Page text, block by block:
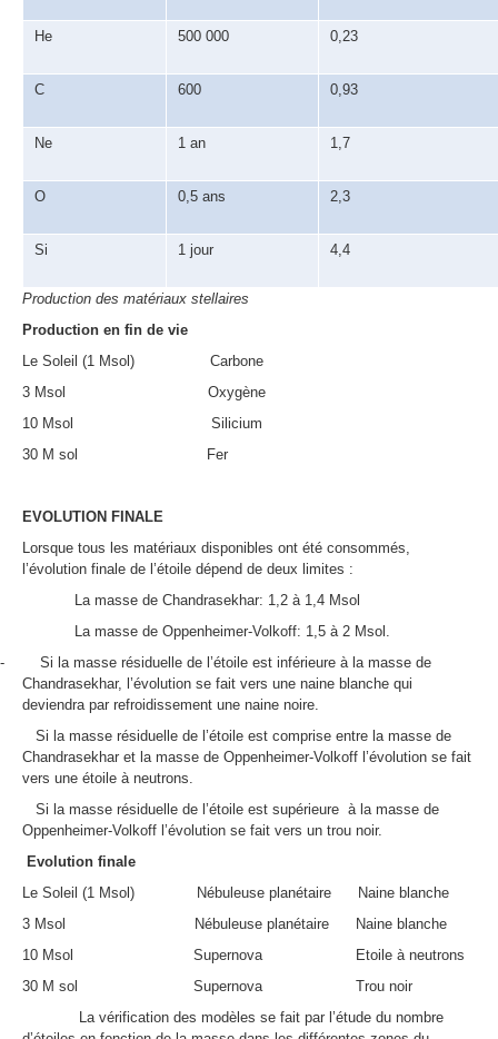
He 500 000 0,23
C 600 0,93
Ne 1 an 1,7
O 0,5 ans 2,3
Si 1 jour 4,4
Production des matériaux stellaires
Production en fin de vie
Le Soleil (1 Msol)
Carbone
3 Msol
Oxygène
10 Msol
Silicium
30 M sol
Fer
EVOLUTION FINALE
Lorsque tous les matériaux disponibles ont été consommés,
l’évolution finale de l’étoile dépend de deux limites :
La masse de Chandrasekhar: 1,2 à 1,4 Msol
La masse de Oppenheimer-Volkoff: 1,5 à 2 Msol.
-
Si la masse résiduelle de l’étoile est inférieure à la masse de
Chandrasekhar, l’évolution se fait vers une naine blanche qui
deviendra par refroidissement une naine noire.
Si la masse résiduelle de l’étoile est comprise entre la masse de
Chandrasekhar et la masse de Oppenheimer-Volkoff l’évolution se fait
vers une étoile à neutrons.
Si la masse résiduelle de l’étoile est supérieure à la masse de
Oppenheimer-Volkoff l’évolution se fait vers un trou noir.
Evolution finale
Le Soleil (1 Msol)
Nébuleuse planétaire
Naine blanche
3 Msol
Nébuleuse planétaire
Naine blanche
10 Msol
Supernova
Etoile à neutrons
30 M sol
Supernova
Trou noir
La vérification des modèles se fait par l’étude du nombre